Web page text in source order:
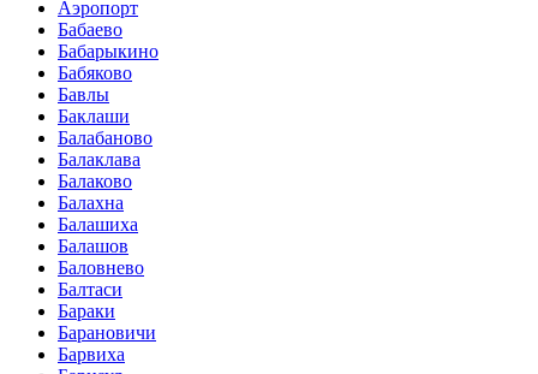
Аэропорт
Бабаево
Бабарыкино
Бабяково
Бавлы
Баклаши
Балабаново
Балаклава
Балаково
Балахна
Балашиха
Балашов
Баловнево
Балтаси
Бараки
Барановичи
Барвиха